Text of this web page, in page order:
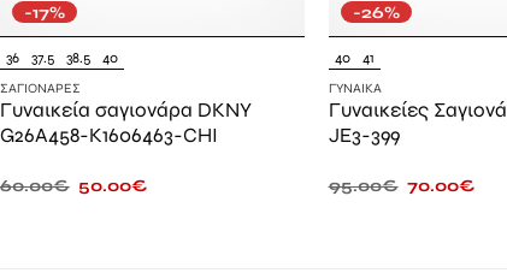
-17%
36 37.5 38.5 40
ΣΑΓΙΟΝΆΡΕΣ
Γυναικεία σαγιονάρα DKNY
G26A458-K1606463-CHI
60.00€ 50.00€
-26%
40 41
ΓΥΝΑΊΚΑ
Γυναικείες
JE3-399
95.00€ 70.00€